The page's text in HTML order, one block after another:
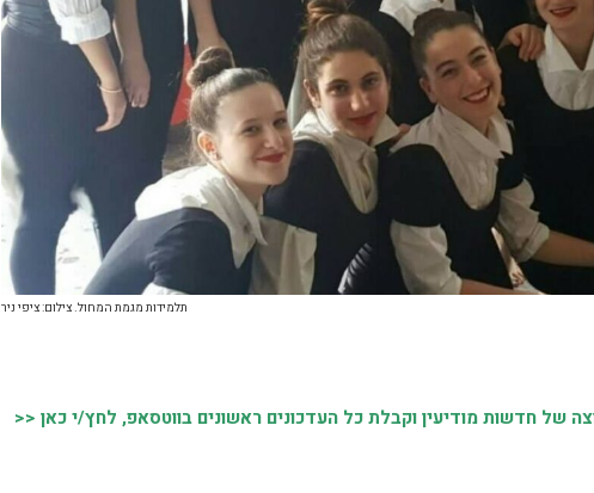
תלמידות מגמת המחול. צילום: ציפי ניר
של חדשות מודיעין וקבלת כל העדכונים ראשונים בווטסאפ, לחץ/י כאן <<